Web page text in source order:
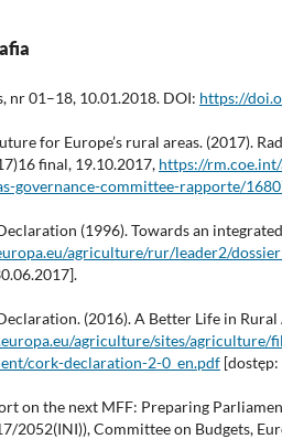
nr 01–18, 10.01.2018. DOI: https://
for Europe’s rural areas. (2017).
final, 19.10.2017, https://
governance-committee-rapporte/
(1996). Towards an
agriculture/rur/leader2/
(2016). A Better Life in Rural
agriculture/sites/agriculture/
cork-declaration-2-0_en.pdf
on the next MFF: Preparing
2052(INI)), Committee on Budgets,